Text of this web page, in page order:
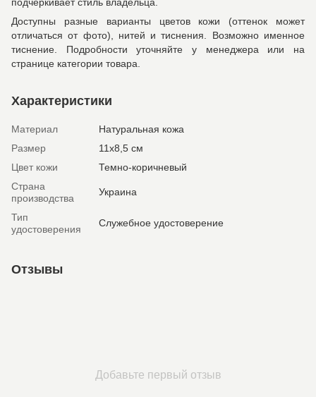
Доступны разные варианты цветов кожи (оттенок может
отличаться от фото), нитей и тиснения. Возможно именное
тиснение. Подробности уточняйте у менеджера или на
странице категории товара.
Характеристики
Материал
Натуральная кожа
Размер
11х8,5 см
Цвет кожи
Темно-коричневый
Страна
производства
Украина
Тип
удостоверения
Служебное удостоверение
Отзывы
Добавьте первый отзыв